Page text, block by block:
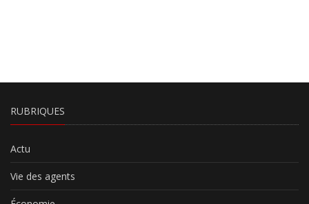
RUBRIQUES
Actu
Vie des agents